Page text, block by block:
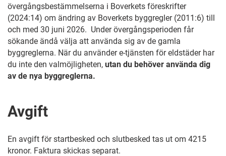
övergångsbestämmelserna i Boverkets föreskrifter
(2024:14) om ändring av Boverkets byggregler (2011:6) till
och med 30 juni 2026. Under övergångsperioden får
sökande ändå välja att använda sig av de gamla
byggreglerna. När du använder e-tjänsten för eldstäder har
du inte den valmöjligheten, utan du behöver använda dig
av de nya byggreglerna.
Avgift
En avgift för startbesked och slutbesked tas ut om 4215
kronor. Faktura skickas separat.